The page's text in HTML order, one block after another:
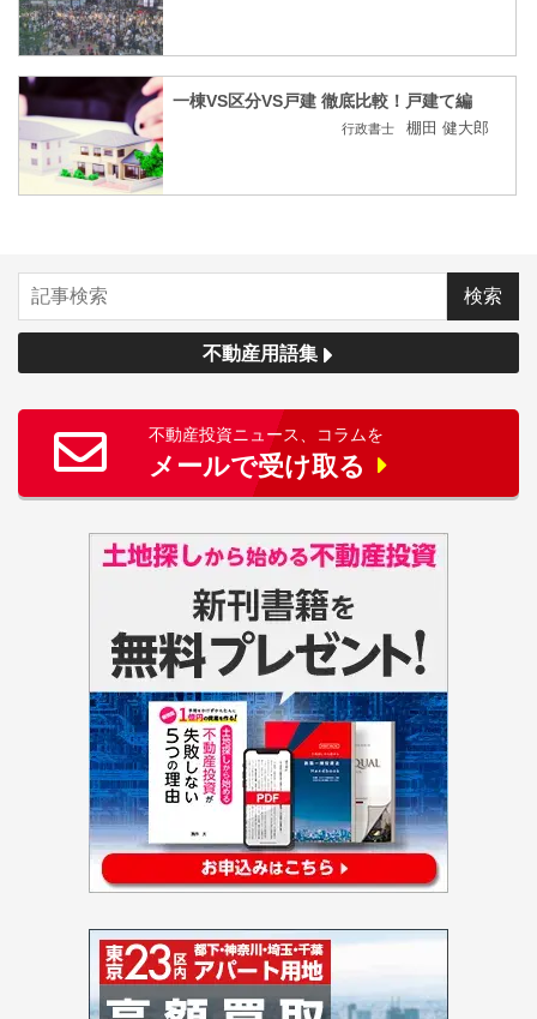
一棟VS区分VS戸建 徹底比較！戸建て編
行政書士 棚田 健大郎
不動産用語集
不動産投資ニュース、コラムを
メールで受け取る